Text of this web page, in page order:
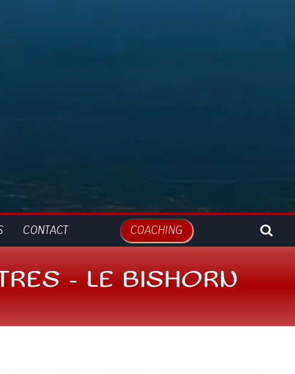
CONTACT COACHING
– LE BISHORN